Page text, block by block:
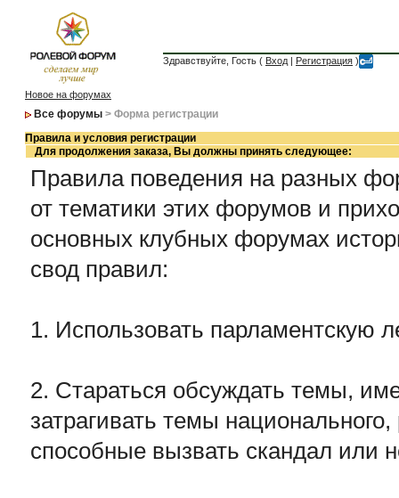
Здравствуйте, Гость ( Вход | Регистрация )
Новое на форумах
Все форумы > Форма регистрации
Правила и условия регистрации
Для продолжения заказа, Вы должны принять следующее:
Правила поведения на разных
от тематики этих форумов и
основных клубных форумах
свод правил:
1. Использовать парламентскую
2. Стараться обсуждать темы,
затрагивать темы
способные вызвать скандал или